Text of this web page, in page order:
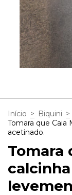
Início > Biquini >
Tomara que
acetinado.
Tomara